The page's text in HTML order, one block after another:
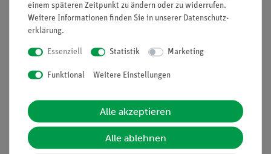
71,00 €
einem späteren Zeitpunkt zu ändern oder zu widerrufen.
Weitere Informationen finden Sie in unserer Daten­schutz­
erklärung.
Essenziell Statistik Marketing
Funktional Weitere Einstellungen
Alle akzeptieren
Alle ablehnen